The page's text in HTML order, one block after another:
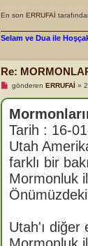
En son ERRUFAİ
Selam ve Dua ile
Re:
O
u
n
m
a
m
ı
ş
m
e
s
a
j
gönderen ERRUFAİ »
Tarih : 16-
Utah
farklı bir
Mormonluk
Utah'ı diğer